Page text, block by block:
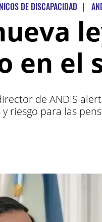
DE DISCAPACIDAD |
en el
de ANDIS
riesgo para las